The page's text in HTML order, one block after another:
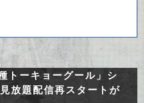
トーキョーグール」シ
放題配信再スタートが